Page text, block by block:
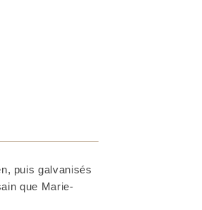
puis galvanisés
que Marie-